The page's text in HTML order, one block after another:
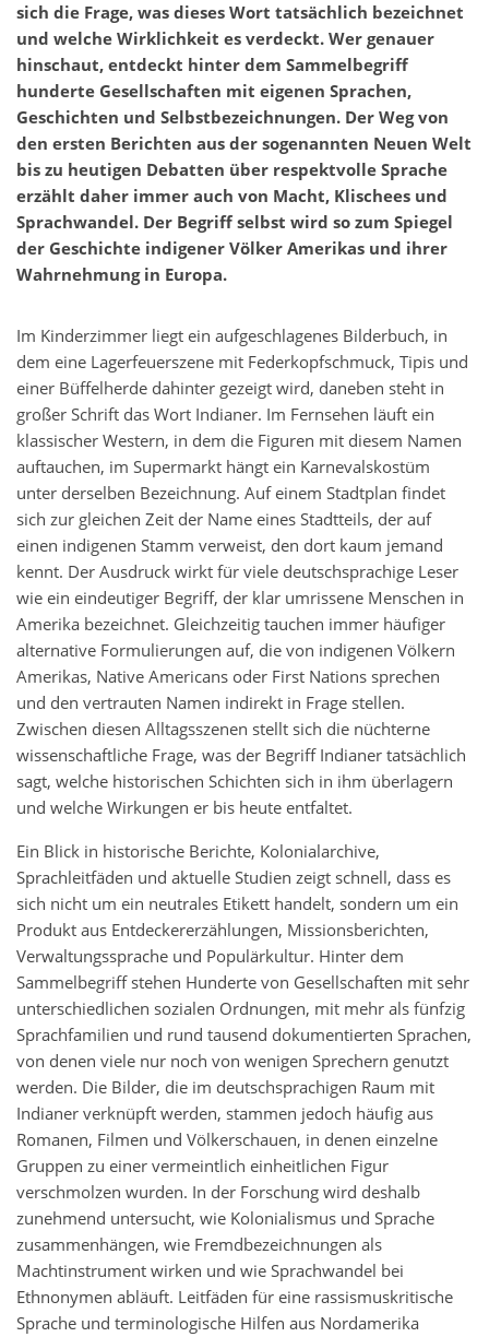
sich die Frage, was dieses Wort tatsächlich bezeichnet
und welche Wirklichkeit es verdeckt. Wer genauer
hinschaut, entdeckt hinter dem Sammelbegriff
hunderte Gesellschaften mit eigenen Sprachen,
Geschichten und Selbstbezeichnungen. Der Weg von
den ersten Berichten aus der sogenannten Neuen Welt
bis zu heutigen Debatten über respektvolle Sprache
erzählt daher immer auch von Macht, Klischees und
Sprachwandel. Der Begriff selbst wird so zum Spiegel
der Geschichte indigener Völker Amerikas und ihrer
Wahrnehmung in Europa.
Im Kinderzimmer liegt ein aufgeschlagenes Bilderbuch, in
dem eine Lagerfeuerszene mit Federkopfschmuck, Tipis und
einer Büffelherde dahinter gezeigt wird, daneben steht in
großer Schrift das Wort Indianer. Im Fernsehen läuft ein
klassischer Western, in dem die Figuren mit diesem Namen
auftauchen, im Supermarkt hängt ein Karnevalskostüm
unter derselben Bezeichnung. Auf einem Stadtplan findet
sich zur gleichen Zeit der Name eines Stadtteils, der auf
einen indigenen Stamm verweist, den dort kaum jemand
kennt. Der Ausdruck wirkt für viele deutschsprachige Leser
wie ein eindeutiger Begriff, der klar umrissene Menschen in
Amerika bezeichnet. Gleichzeitig tauchen immer häufiger
alternative Formulierungen auf, die von indigenen Völkern
Amerikas, Native Americans oder First Nations sprechen
und den vertrauten Namen indirekt in Frage stellen.
Zwischen diesen Alltagsszenen stellt sich die nüchterne
wissenschaftliche Frage, was der Begriff Indianer tatsächlich
sagt, welche historischen Schichten sich in ihm überlagern
und welche Wirkungen er bis heute entfaltet.
Ein Blick in historische Berichte, Kolonialarchive,
Sprachleitfäden und aktuelle Studien zeigt schnell, dass es
sich nicht um ein neutrales Etikett handelt, sondern um ein
Produkt aus Entdeckererzählungen, Missionsberichten,
Verwaltungssprache und Populärkultur. Hinter dem
Sammelbegriff stehen Hunderte von Gesellschaften mit sehr
unterschiedlichen sozialen Ordnungen, mit mehr als fünfzig
Sprachfamilien und rund tausend dokumentierten Sprachen,
von denen viele nur noch von wenigen Sprechern genutzt
werden. Die Bilder, die im deutschsprachigen Raum mit
Indianer verknüpft werden, stammen jedoch häufig aus
Romanen, Filmen und Völkerschauen, in denen einzelne
Gruppen zu einer vermeintlich einheitlichen Figur
verschmolzen wurden. In der Forschung wird deshalb
zunehmend untersucht, wie Kolonialismus und Sprache
zusammenhängen, wie Fremdbezeichnungen als
Machtinstrument wirken und wie Sprachwandel bei
Ethnonymen abläuft. Leitfäden für eine rassismuskritische
Sprache und terminologische Hilfen aus Nordamerika